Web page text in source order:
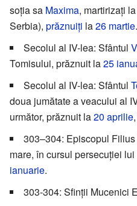
soția sa Maxima, martirizați
Serbia), prăznuiți la26 martie.
Secolul al IV-lea: Sfântul
Tomisului, prăznuit la25
Secolul al IV-lea: Sfântul
doua jumătate a veacului al
următor, prăznuit la20 aprilie
303–304: Episcopul
mare, în cursul persecuției
ianuarie.
303-304: Sfinții Mucenici